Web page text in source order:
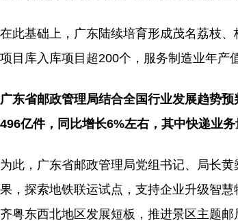
在此基础上，广东陆续培育形成茂名荔枝
项目库入库项目超200个，服务制造业年产
广东省邮政管理局结合全国行业发展趋势
496亿件，同比增长6%左右，其中快递业
为此，广东省邮政管理局党组书记、局长
果，探索地铁联运试点，支持企业升级智
齐粤东西北地区发展短板，推进景区主题邮